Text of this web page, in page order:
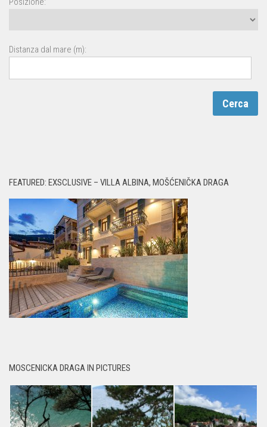
Distanza dal mare (m):
FEATURED: EXSCLUSIVE – VILLA ALBINA, MOŠĆENIČKA DRAGA
MOSCENICKA DRAGA IN PICTURES